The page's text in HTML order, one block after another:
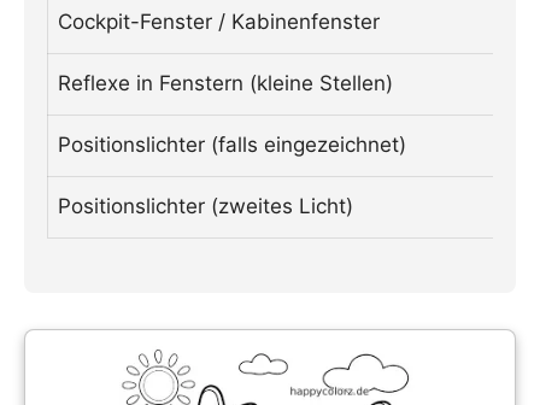
Cockpit-Fenster / Kabinenfenster
Reflexe in Fenstern (kleine Stellen)
Positionslichter (falls eingezeichnet)
Positionslichter (zweites Licht)